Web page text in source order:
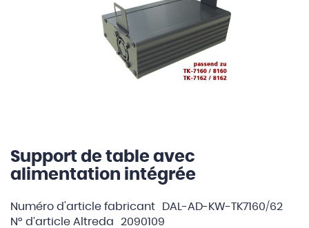
Skip
to
beginning
of
Support de table avec
alimentation intégrée
Numéro d'article fabricant
DAL-AD-KW-TK7160/62
N° d’article Altreda
2090109